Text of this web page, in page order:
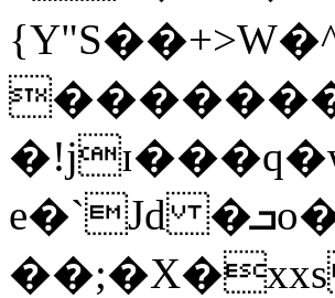
e�`Jd �ܒo��m��1��d|